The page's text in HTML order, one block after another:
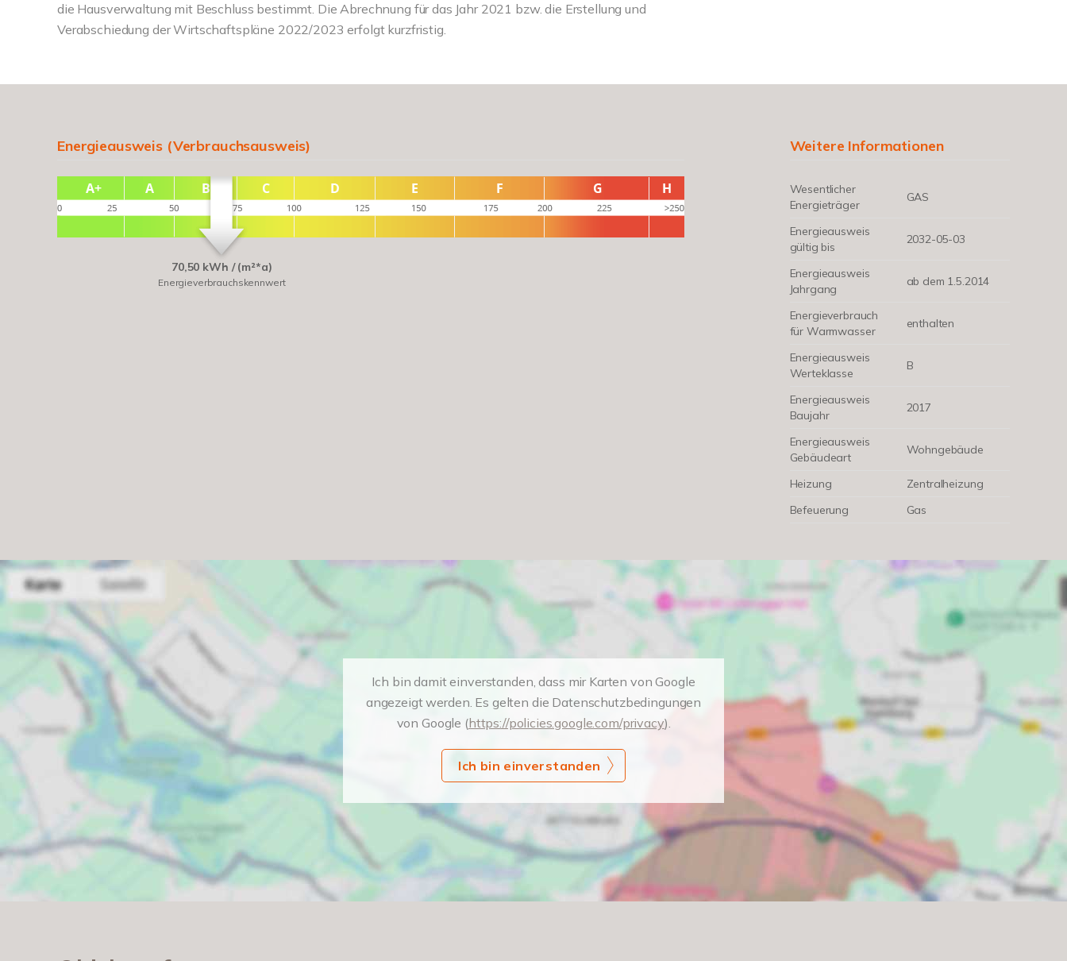
die Hausverwaltung mit Beschluss bestimmt. Die Abrechnung für das Jahr 2021 bzw. die Erstellung und
Verabschiedung der Wirtschaftspläne 2022/2023 erfolgt kurzfristig.
Energieausweis (Verbrauchsausweis)
70,50 kWh / (m²*a)
Energieverbrauchskennwert
Weitere Informationen
Wesentlicher
Energieträger
GAS
Energieausweis
gültig bis
2032-05-03
Energieausweis
Jahrgang
ab dem 1.5.2014
Energieverbrauch
für Warmwasser
enthalten
Energieausweis
Werteklasse
B
Energieausweis
Baujahr
2017
Energieausweis
Gebäudeart
Wohngebäude
Heizung
Zentralheizung
Befeuerung
Gas
Ich bin damit einverstanden, dass mir Karten von Google
angezeigt werden. Es gelten die Datenschutzbedingungen
von Google (https://policies.google.com/privacy).
Ich bin einverstanden